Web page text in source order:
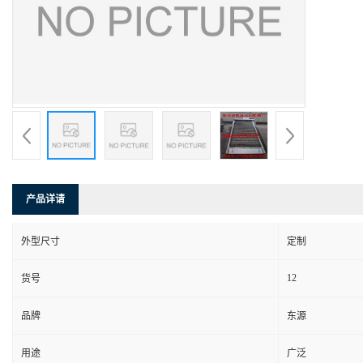
产品详请
外型尺寸 定制
货号 12
品牌 东源
用途 广泛